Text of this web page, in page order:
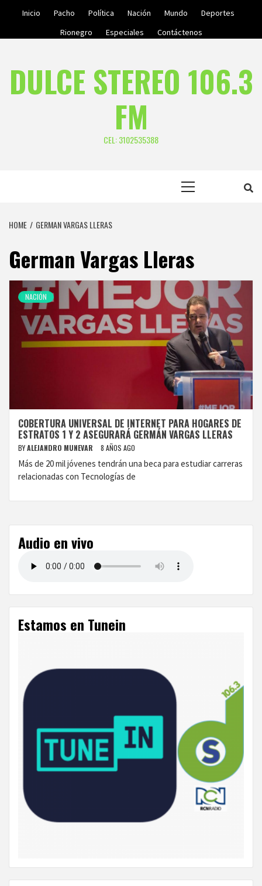
Inicio Pacho Política Nación Mundo
Deportes
Rionegro
Especiales Contáctenos
DULCE STEREO 106.3
FM
CEL: 3102535388
HOME GERMAN VARGAS LLERAS
German Vargas Lleras
NACIÓN
COBERTURA UNIVERSAL DE INTERNET PARA HOGARES DE
ESTRATOS 1 Y 2 ASEGURARÁ GERMÁN VARGAS LLERAS
BYALEJANDRO MUNEVAR 8 AÑOS AGO
Más de 20 mil jóvenes tendrán una beca para estudiar carreras
relacionadas con Tecnologías de
Audio en vivo
Estamos en Tunein